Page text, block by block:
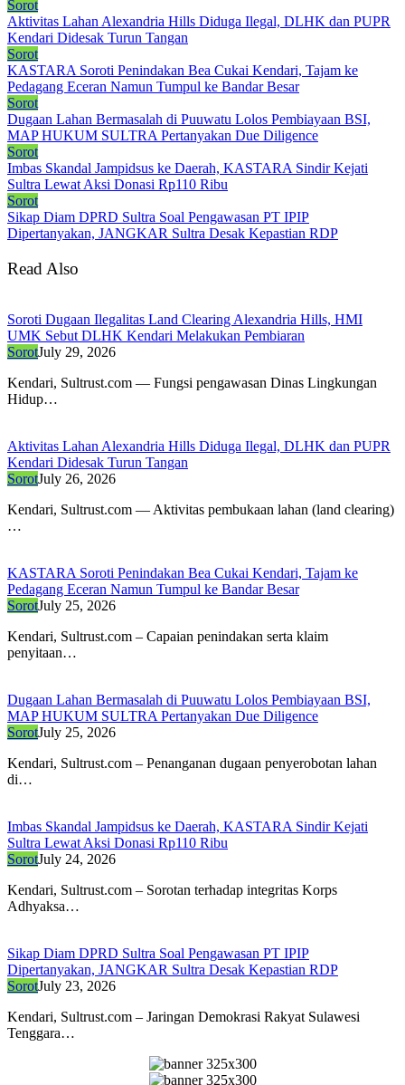
Sorot
Aktivitas Lahan Alexandria Hills Diduga Ilegal, DLHK dan PUPR
Kendari Didesak Turun Tangan
Sorot
KASTARA Soroti Penindakan Bea Cukai Kendari, Tajam ke
Pedagang Eceran Namun Tumpul ke Bandar Besar
Sorot
Dugaan Lahan Bermasalah di Puuwatu Lolos Pembiayaan BSI,
MAP HUKUM SULTRA Pertanyakan Due Diligence
Sorot
Imbas Skandal Jampidsus ke Daerah, KASTARA Sindir Kejati
Sultra Lewat Aksi Donasi Rp110 Ribu
Sorot
Sikap Diam DPRD Sultra Soal Pengawasan PT IPIP
Dipertanyakan, JANGKAR Sultra Desak Kepastian RDP
Read Also
Soroti Dugaan Ilegalitas Land Clearing Alexandria Hills, HMI
UMK Sebut DLHK Kendari Melakukan Pembiaran
SorotJuly 29, 2026
Kendari, Sultrust.com — Fungsi pengawasan Dinas Lingkungan
Hidup…
Aktivitas Lahan Alexandria Hills Diduga Ilegal, DLHK dan PUPR
Kendari Didesak Turun Tangan
SorotJuly 26, 2026
Kendari, ​Sultrust.com — Aktivitas pembukaan lahan (land clearing)
…
KASTARA Soroti Penindakan Bea Cukai Kendari, Tajam ke
Pedagang Eceran Namun Tumpul ke Bandar Besar
SorotJuly 25, 2026
Kendari, Sultrust.com – Capaian penindakan serta klaim
penyitaan…
Dugaan Lahan Bermasalah di Puuwatu Lolos Pembiayaan BSI,
MAP HUKUM SULTRA Pertanyakan Due Diligence
SorotJuly 25, 2026
Kendari, Sultrust.com – Penanganan dugaan penyerobotan lahan
di…
Imbas Skandal Jampidsus ke Daerah, KASTARA Sindir Kejati
Sultra Lewat Aksi Donasi Rp110 Ribu
SorotJuly 24, 2026
Kendari, Sultrust.com – Sorotan terhadap integritas Korps
Adhyaksa…
Sikap Diam DPRD Sultra Soal Pengawasan PT IPIP
Dipertanyakan, JANGKAR Sultra Desak Kepastian RDP
SorotJuly 23, 2026
Kendari, Sultrust.com – Jaringan Demokrasi Rakyat Sulawesi
Tenggara…